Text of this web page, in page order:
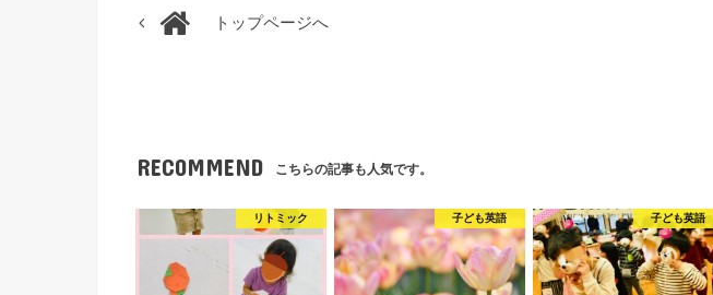
トップページへ
RECOMMEND こちらの記事も人気です。
リトミック 子ども英語 子ども英語